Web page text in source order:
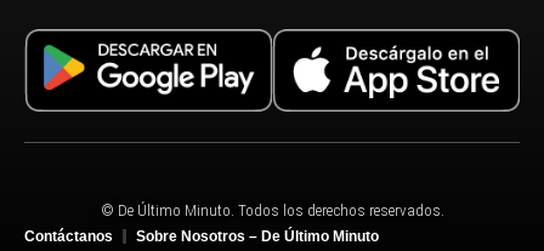
© De Último Minuto. Todos los derechos reservados.
Contáctanos
Sobre Nosotros – De Último Minuto